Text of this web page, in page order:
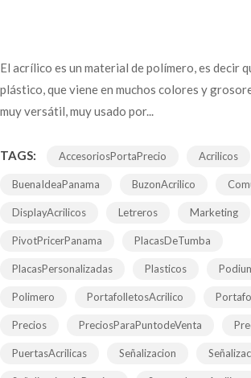
El acrílico es un material de polímero, es decir
plástico, que viene en muchos colores y
muy versátil, muy usado por...
TAGS: AccesoriosPortaPrecio Acrilicos
BuenaIdeaPanama BuzonAcrilico
DisplayAcrilicos Letreros Marketing
PivotPricerPanama PlacasDeTumba
PlacasPersonalizadas Plasticos
Polimero PortafolletosAcrilico
Precios PreciosParaPuntodeVenta
PuertasAcrilicas Señalizacion